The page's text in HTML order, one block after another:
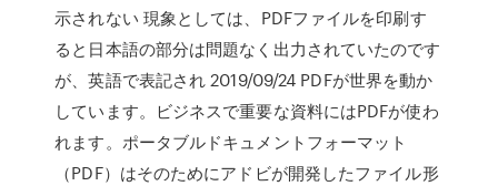
示されない 現象としては、PDFファイルを印刷す
ると日本語の部分は問題なく出力されていたのです
が、英語で表記され 2019/09/24 PDFが世界を動か
しています。ビジネスで重要な資料にはPDFが使わ
れます。ポータブルドキュメントフォーマット
（PDF）はそのためにアドビが開発したファイル形